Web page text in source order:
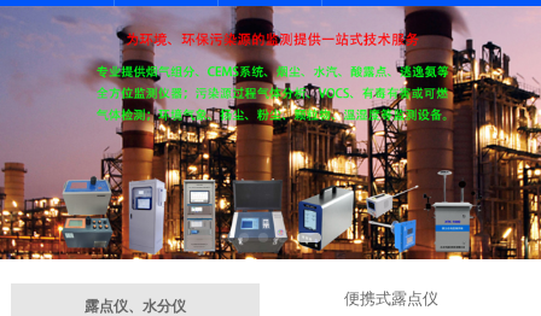
露点仪、水分仪 便携式露点仪